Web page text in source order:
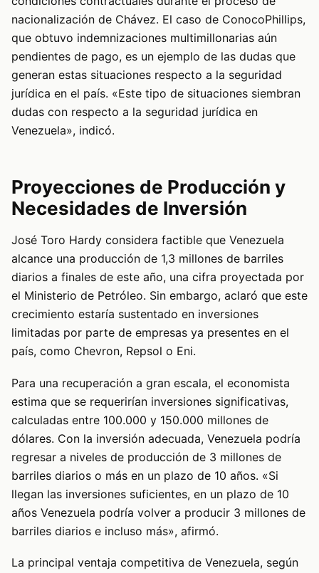
nacionalización de Chávez. El caso de ConocoPhillips,
que obtuvo indemnizaciones multimillonarias aún
pendientes de pago, es un ejemplo de las dudas que
generan estas situaciones respecto a la seguridad
jurídica en el país. «Este tipo de situaciones siembran
dudas con respecto a la seguridad jurídica en
Venezuela», indicó.
Proyecciones de Producción y
Necesidades de Inversión
José Toro Hardy considera factible que Venezuela
alcance una producción de 1,3 millones de barriles
diarios a finales de este año, una cifra proyectada por
el Ministerio de Petróleo. Sin embargo, aclaró que este
crecimiento estaría sustentado en inversiones
limitadas por parte de empresas ya presentes en el
país, como Chevron, Repsol o Eni.
Para una recuperación a gran escala, el economista
estima que se requerirían inversiones significativas,
calculadas entre 100.000 y 150.000 millones de
dólares. Con la inversión adecuada, Venezuela podría
regresar a niveles de producción de 3 millones de
barriles diarios o más en un plazo de 10 años. «Si
llegan las inversiones suficientes, en un plazo de 10
años Venezuela podría volver a producir 3 millones de
barriles diarios e incluso más», afirmó.
La principal ventaja competitiva de Venezuela, según